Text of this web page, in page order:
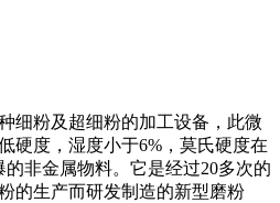
细粉及超细粉的加工设备，此微
硬度，湿度小于6%，莫氏硬度在
非金属物料。它是经过20多次的
的生产而研发制造的新型磨粉